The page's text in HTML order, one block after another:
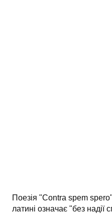
Поезія "Contra spem
латині означає "без